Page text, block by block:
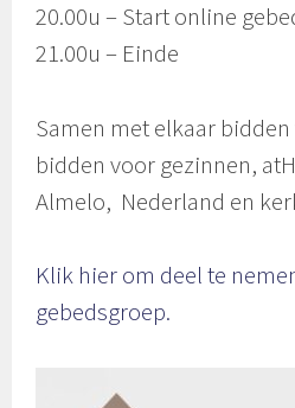
20.00u – Start online
21.00u – Einde
Samen met elkaar
bidden voor gezinnen,
Almelo, Nederland en
Klik hier om deel te
gebedsgroep.